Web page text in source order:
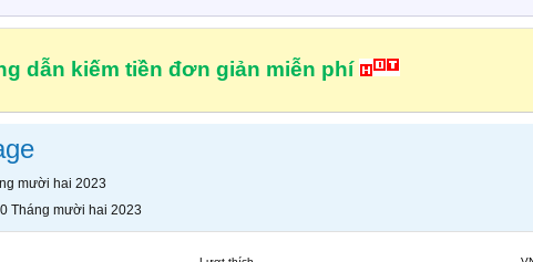
dẫn kiếm tiền đơn giản miễn phí
mười hai 2023
Tháng mười hai 2023